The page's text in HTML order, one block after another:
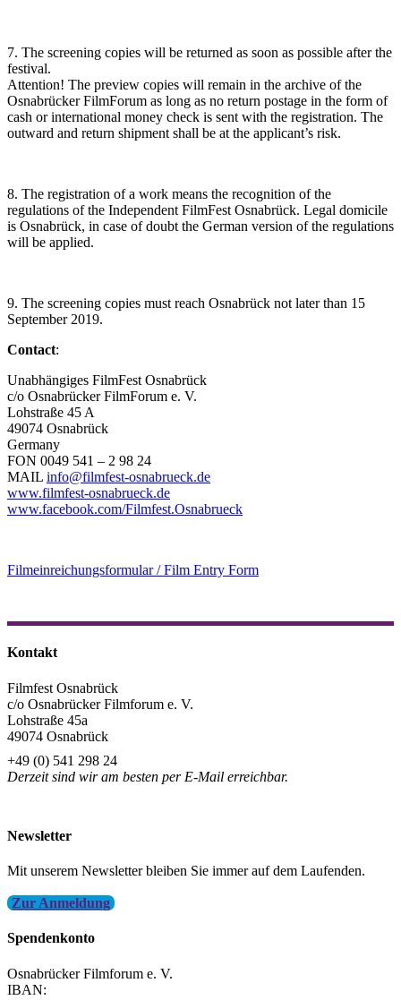
7. The screening copies will be returned as soon as possible after the
festival.
Attention! The preview copies will remain in the archive of the
Osnabrücker FilmForum as long as no return postage in the form of
cash or international money check is sent with the registration. The
outward and return shipment shall be at the applicant’s risk.
8. The registration of a work means the recognition of the
regulations of the Independent FilmFest Osnabrück. Legal domicile
is Osnabrück, in case of doubt the German version of the regulations
will be applied.
9. The screening copies must reach Osnabrück not later than 15
September 2019.
Contact:
Unabhängiges FilmFest Osnabrück
c/o Osnabrücker FilmForum e. V.
Lohstraße 45 A
49074 Osnabrück
Germany
FON 0049 541 – 2 98 24
MAIL info@filmfest-osnabrueck.de
www.filmfest-osnabrueck.de
www.facebook.com/Filmfest.Osnabrueck
Filmeinreichungsformular / Film Entry Form
Kontakt
Filmfest Osnabrück
c/o Osnabrücker Filmforum e. V.
Lohstraße 45a
49074 Osnabrück
+49 (0) 541 298 24
Derzeit sind wir am besten per E-Mail erreichbar.
Newsletter
Mit unserem Newsletter bleiben Sie immer auf dem Laufenden.
Zur Anmeldung
Spendenkonto
Osnabrücker Filmforum e. V.
IBAN: